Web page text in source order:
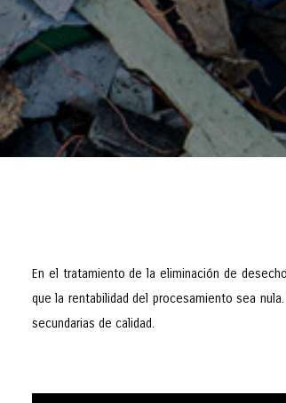
En el tratamiento de la eliminación de
que la rentabilidad del procesamiento sea
secundarias de calidad.